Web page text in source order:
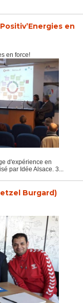
en
en force!
d'expérience en
par Idée Alsace. 3...
Burgard)